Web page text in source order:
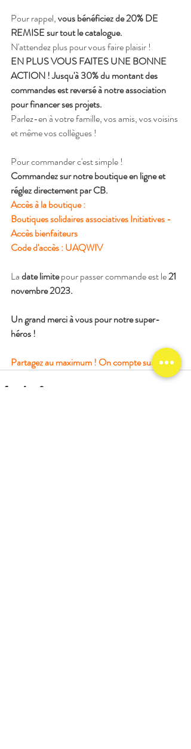
Pour rappel, vous bénéficiez de 20% DE
REMISE sur tout le catalogue.
N'attendez plus pour vous faire plaisir !
EN PLUS VOUS FAITES UNE BONNE
ACTION ! Jusqu'à 30% du montant des
commandes est reversé à notre association
pour financer ses projets.
Parlez-en à votre famille, vos amis, vos voisins
et même vos collègues !
Pour commander c'est simple !
Commandez sur notre boutique en ligne et
réglez directement par CB.
Accès à la boutique :
Boutiques solidaires associatives Initiatives -
Accès bienfaiteurs
Code d'accès : UAQWIV
La date limite pour passer commande est le 21
novembre 2023.
Un grand merci à vous pour notre super-
héros !
Partagez au maximum ! On compte sur vous !